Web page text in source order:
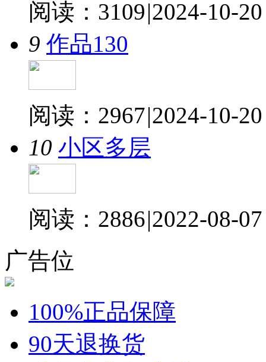
阅读：3109|2024-10-20
9 作品130
阅读：2967|2024-10-20
10 小区多层
阅读：2886|2022-08-07
广告位
100%正品保障
90天退换货